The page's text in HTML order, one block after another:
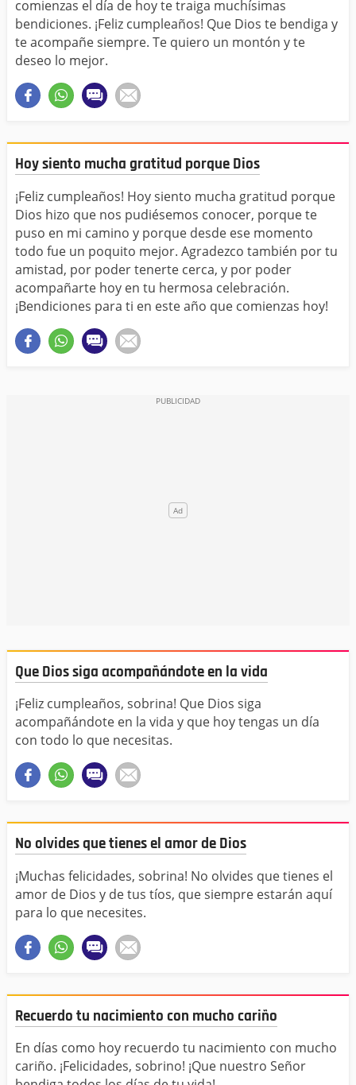
comienzas el día de hoy te traiga muchísimas
bendiciones. ¡Feliz cumpleaños! Que Dios te bendiga y
te acompañe siempre. Te quiero un montón y te
deseo lo mejor.
Hoy siento mucha gratitud porque Dios
¡Feliz cumpleaños! Hoy siento mucha gratitud porque
Dios hizo que nos pudiésemos conocer, porque te
puso en mi camino y porque desde ese momento
todo fue un poquito mejor. Agradezco también por tu
amistad, por poder tenerte cerca, y por poder
acompañarte hoy en tu hermosa celebración.
¡Bendiciones para ti en este año que comienzas hoy!
Que Dios siga acompañándote en la vida
¡Feliz cumpleaños, sobrina! Que Dios siga
acompañándote en la vida y que hoy tengas un día
con todo lo que necesitas.
No olvides que tienes el amor de Dios
¡Muchas felicidades, sobrina! No olvides que tienes el
amor de Dios y de tus tíos, que siempre estarán aquí
para lo que necesites.
Recuerdo tu nacimiento con mucho cariño
En días como hoy recuerdo tu nacimiento con mucho
cariño. ¡Felicidades, sobrino! ¡Que nuestro Señor